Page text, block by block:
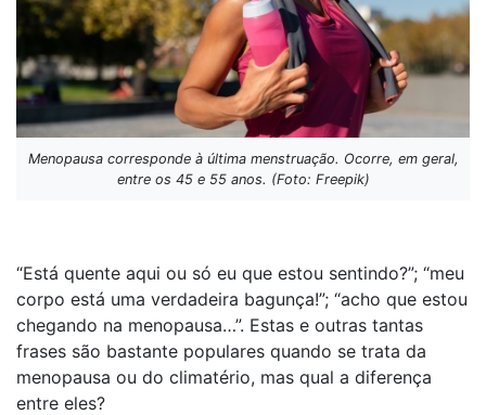
Menopausa corresponde à última menstruação. Ocorre, em geral,
entre os 45 e 55 anos. (Foto: Freepik)
“Está quente aqui ou só eu que estou sentindo?”; “meu
corpo está uma verdadeira bagunça!”; “acho que estou
chegando na menopausa…”. Estas e outras tantas
frases são bastante populares quando se trata da
menopausa ou do climatério, mas qual a diferença
entre eles?